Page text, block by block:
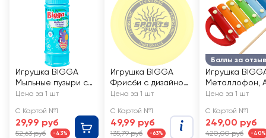
Игрушка BIGGA
Мыльные пузыри с
лабиринтом на
BB258
Цена за 1 шт
С Картой №1
29,99 руб
52,63 руб -43%
Игрушка BIGGA
Фрисби с дизайном
23см
Цена за 1 шт
С Картой №1
49,99 руб
135,79 руб -63%
Баллы за отзыв
Игрушка
Металлофон,
YJ080250122
Цена за 1 шт
С Картой №1
249,00 руб
420,00 руб -40%